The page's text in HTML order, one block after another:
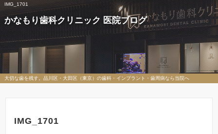
IMG_1701
かなもり歯科クリニック 医院ブログ
大切な歯を残す。品川区・大田区（東京）の歯科・インプラント・歯周病なら当院へ
IMG_1701